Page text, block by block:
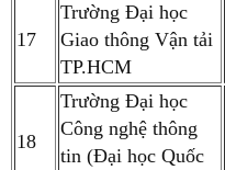
17
Trường Đại học
Giao thông Vận tải
TP.HCM
18
Trường Đại học
Công nghệ thông
tin (Đại học Quốc